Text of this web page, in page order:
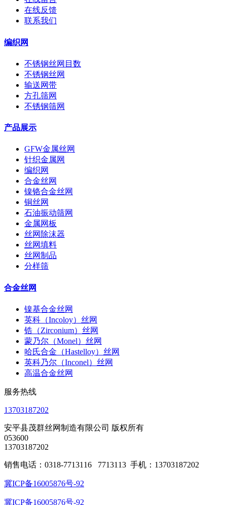
在线反馈
联系我们
编织网
不锈钢丝网目数
不锈钢丝网
输送网带
方孔筛网
不锈钢筛网
产品展示
GFW金属丝网
针织金属网
编织网
合金丝网
镍铬合金丝网
铜丝网
石油振动筛网
金属网板
丝网除沫器
丝网填料
丝网制品
分样筛
合金丝网
镍基合金丝网
英科（Incoloy）丝网
锆（Zirconium）丝网
蒙乃尔（Monel）丝网
哈氏合金（Hastelloy）丝网
英科乃尔（Inconel）丝网
高温合金丝网
服务热线
13703187202
安平县茂群丝网制造有限公司 版权所有
053600
13703187202
销售电话：0318-7713116 7713113 手机：13703187202
冀ICP备16005876号-92
冀ICP备16005876号-92